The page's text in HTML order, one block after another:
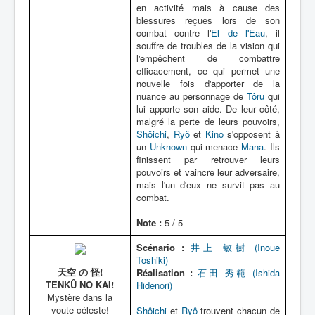
en activité mais à cause des
blessures reçues lors de son
combat contre l'El de l'Eau, il
souffre de troubles de la vision qui
l'empêchent de combattre
efficacement, ce qui permet une
nouvelle fois d'apporter de la
nuance au personnage de Tôru qui
lui apporte son aide. De leur côté,
malgré la perte de leurs pouvoirs,
Shôichi, Ryôet Kinos'opposent à
un Unknownqui menace Mana. Ils
finissent par retrouver leurs
pouvoirs et vaincre leur adversaire,
mais l'un d'eux ne survit pas au
combat.
Note : 5 / 5
天空 の 怪!
TENKÛ NO KAI!
Mystère dans la
voute céleste!
Scénario : 井上 敏樹 (Inoue
Toshiki)
Réalisation : 石田 秀範 (Ishida
Hidenori)
Shôichi et Ryôtrouvent chacun de